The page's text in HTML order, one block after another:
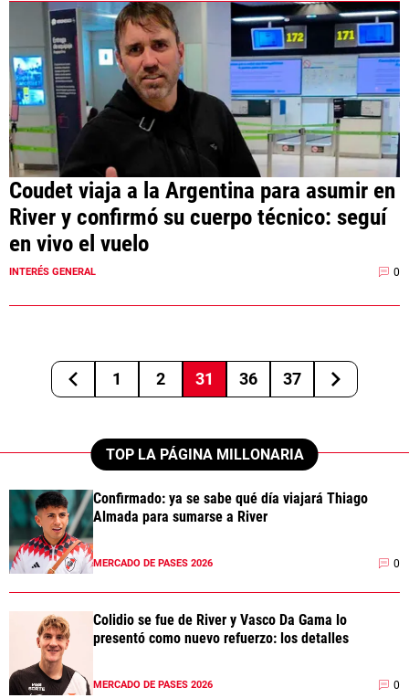
Coudet viaja a la Argentina para asumir en
River y confirmó su cuerpo técnico: seguí
en vivo el vuelo
INTERÉS GENERAL 0
1 2 31 36 37
TOP LA PÁGINA MILLONARIA
Confirmado: ya se sabe qué día viajará Thiago
Almada para sumarse a River
MERCADO DE PASES 2026 0
Colidio se fue de River y Vasco Da Gama lo
presentó como nuevo refuerzo: los detalles
MERCADO DE PASES 2026 0